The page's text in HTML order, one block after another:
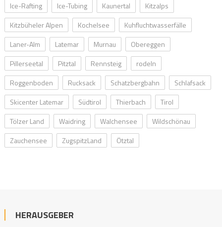
Ice-Rafting
Ice-Tubing Kaunertal
Kitzalps
Kitzbüheler Alpen
Kochelsee
Kuhfluchtwasserfälle
Laner-Alm
Latemar Murnau
Obereggen
Pillerseetal
Pitztal Rennsteig
rodeln
Roggenboden
Rucksack Schatzbergbahn
Schlafsack
Skicenter Latemar
Südtirol Thierbach
Tirol
Tölzer Land
Waidring Walchensee
Wildschönau
Zauchensee
ZugspitzLand Ötztal
HERAUSGEBER